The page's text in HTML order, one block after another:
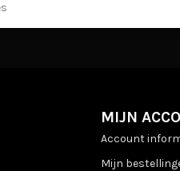
MIJN
Account
Mijn